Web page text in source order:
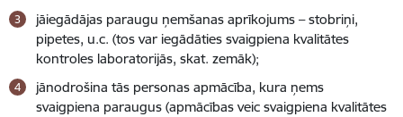
jāiegādājas paraugu ņemšanas aprīkojums – stobriņi,
pipetes, u.c. (tos var iegādāties svaigpiena kvalitātes
kontroles laboratorijās, skat. zemāk);
jānodrošina tās personas apmācība, kura ņems
svaigpiena paraugus (apmācības veic svaigpiena kvalitātes